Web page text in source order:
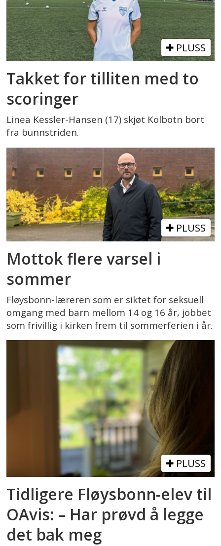
PLUSS
Takket for tilliten med to
scoringer
Linea Kessler-Hansen (17) skjøt Kolbotn bort
fra bunnstriden.
PLUSS
Mottok flere varsel i
sommer
Fløysbonn-læreren som er siktet for seksuell
omgang med barn mellom 14 og 16 år, jobbet
som frivillig i kirken frem til sommerferien i år.
PLUSS
Tidligere Fløysbonn-elev til
OAvis: – Har prøvd å legge
det bak meg